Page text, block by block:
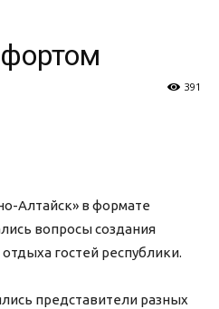
391
Алтайск» в формате
вопросы создания
гостей республики.
представители разных